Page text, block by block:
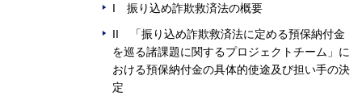
I 振り込め詐欺救済法の概要
II 「振り込め詐欺救済法に定める預保納付金
を巡る諸課題に関するプロジェクトチーム」に
おける預保納付金の具体的使途及び担い手の決
定